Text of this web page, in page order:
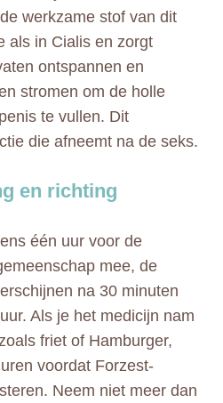
werkzame stof van dit
als in Cialis en zorgt
ontspannen en
stromen om de holle
te vullen. Dit
die afneemt na de seks.
en richting
één uur voor de
mee, de
na 30 minuten
Als je het medicijn nam
friet of Hamburger,
voordat Forzest-
Neem niet meer dan